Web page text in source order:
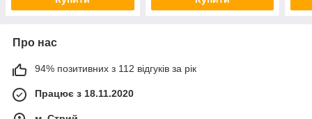
Про нас
94% позитивних з 112 відгуків за рік
Працює з 18.11.2020